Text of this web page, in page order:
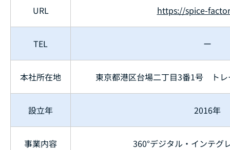
URL https://spice-
TEL ー
本社所在地 東京都港区台場二丁目3番1号 ト
設立年 2016年
事業内容 360°デジタル・インテグ